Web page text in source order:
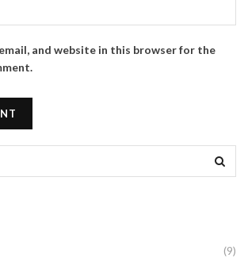
email, and website in this browser for the
(9)